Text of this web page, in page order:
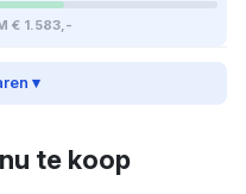
€ 1.583,-
▾
te koop